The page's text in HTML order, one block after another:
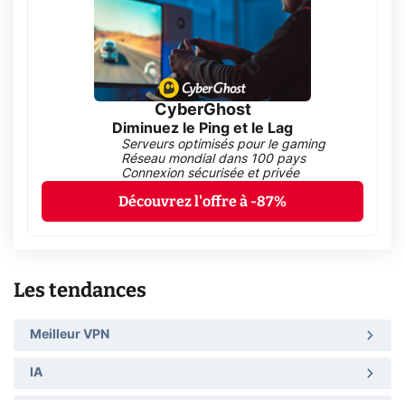
CyberGhost
Diminuez le Ping et le Lag
Serveurs optimisés pour le gaming
Réseau mondial dans 100 pays
Connexion sécurisée et privée
Découvrez l'offre à -87%
Les tendances
Meilleur VPN
IA